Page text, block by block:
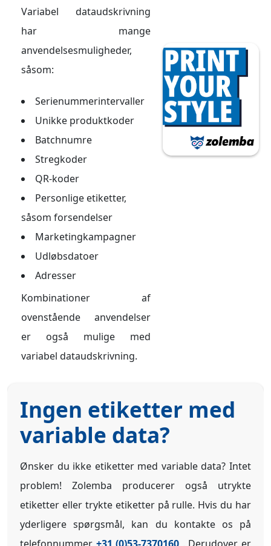
Variabel dataudskrivning
har mange
anvendelsesmuligheder,
såsom:
Serienummerintervaller
Unikke produktkoder
Batchnumre
Stregkoder
QR-koder
Personlige etiketter,
såsom forsendelser
Marketingkampagner
Udløbsdatoer
Adresser
Kombinationer af
ovenstående anvendelser
er også mulige med
variabel dataudskrivning.
Ingen etiketter med
variable data?
Ønsker du ikke etiketter med variable data? Intet
problem! Zolemba producerer også utrykte
etiketter eller trykte etiketter på rulle. Hvis du har
yderligere spørgsmål, kan du kontakte os på
telefonnummer +31 (0)53-7370160 . Derudover er